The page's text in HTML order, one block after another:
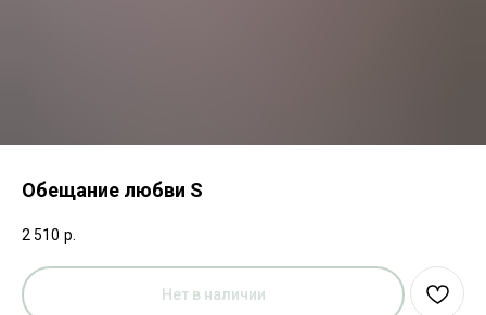
Обещание любви S
2 510 р.
Нет в наличии